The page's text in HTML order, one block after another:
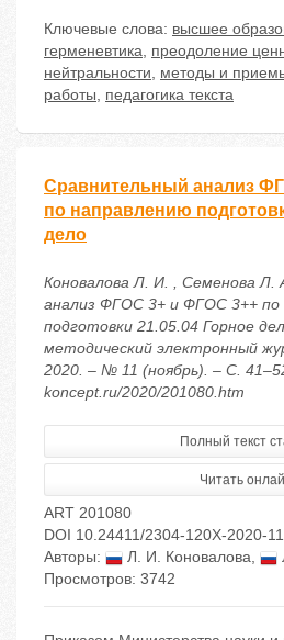
Ключевые слова: высшее
герменевтика, преодоление
нейтральности, методы и
работы, педагогика текста
Сравнительный анализ
по направлению
дело
Коновалова Л. И. , Семенова Л.
анализ ФГОС 3+ и ФГОС 3++ по
подготовки 21.05.04 Горное
методический электронный
2020. – № 11 (ноябрь). – С.
koncept.ru/2020/201080.htm
Полный текст
Читать
ART 201080
DOI 10.24411/2304-120X-2020-
Авторы:
Л. И. Коновалова,
Просмотров: 3742